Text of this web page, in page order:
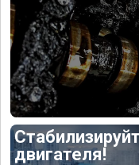
двигателя!